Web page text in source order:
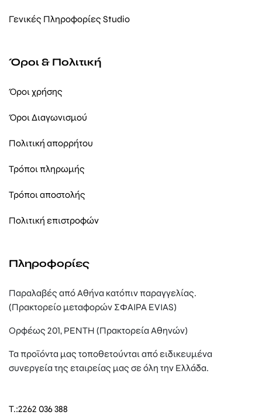
Γενικές Πληροφορίες Studio
Όροι & Πολιτική
Όροι χρήσης
Όροι Διαγωνισμού
Πολιτική απορρήτου
Τρόποι πληρωμής
Τρόποι αποστολής
Πολιτική επιστροφών
Πληροφορίες
Παραλαβές από Αθήνα κατόπιν παραγγελίας.
(Πρακτορείο μεταφορών ΣΦΑΙΡΑ EVIAS)
Ορφέως 201, ΡΕΝΤΗ (Πρακτορεία Αθηνών)
Τα προϊόντα μας τοποθετούνται από ειδικευμένα
συνεργεία της εταιρείας μας σε όλη την Ελλάδα.
T.:2262 036 388